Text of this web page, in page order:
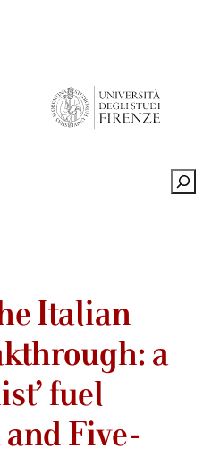
Italian
a
fuel
Five-